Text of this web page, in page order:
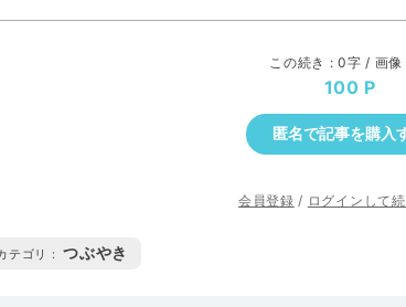
この続き : 0字 / 画像
100
匿名で記事を購入
会員登録 / ログインして
テゴリ : つぶやき